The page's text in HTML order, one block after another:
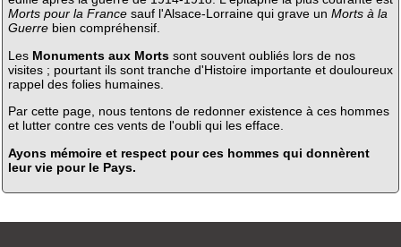
Morts pour la Francesauf l'Alsace-Lorraine qui grave un Morts à la
Guerrebien compréhensif.
Les Monuments aux Mortssont souvent oubliés lors de nos
visites ; pourtant ils sont tranche d'Histoire importante et douloureux
rappel des folies humaines.
Par cette page, nous tentons de redonner existence à ces hommes
et lutter contre ces vents de l'oubli qui les efface.
Ayons mémoire et respect pour ces hommes qui donnèrent
leur vie pour le Pays.